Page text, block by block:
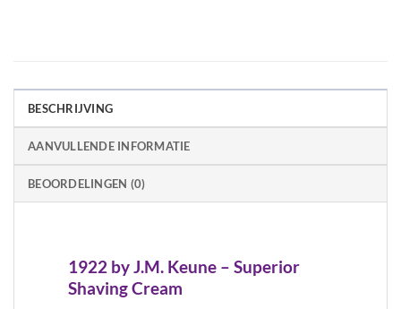
BESCHRIJVING
AANVULLENDE INFORMATIE
BEOORDELINGEN (0)
1922 by J.M. Keune – Superior
Shaving Cream